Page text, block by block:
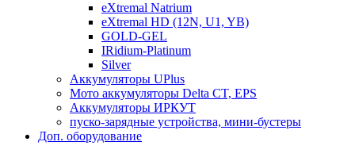
eXtremal Natrium
eXtremal HD (12N, U1, YB)
GOLD-GEL
IRidium-Platinum
Silver
Аккумуляторы UPlus
Мото аккумуляторы Delta CT, EPS
Аккумуляторы ИРКУТ
пуско-зарядные устройства, мини-бустеры
Доп. оборудование